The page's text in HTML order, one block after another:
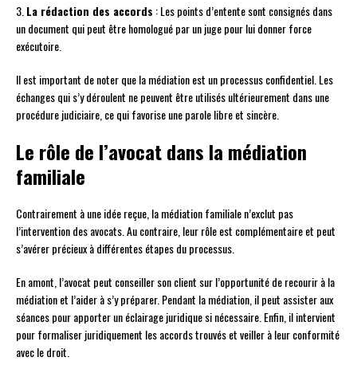
3. La rédaction des accords : Les points d’entente sont consignés dans
un document qui peut être homologué par un juge pour lui donner force
exécutoire.
Il est important de noter que la médiation est un processus confidentiel. Les
échanges qui s’y déroulent ne peuvent être utilisés ultérieurement dans une
procédure judiciaire, ce qui favorise une parole libre et sincère.
Le rôle de l’avocat dans la médiation
familiale
Contrairement à une idée reçue, la médiation familiale n’exclut pas
l’intervention des avocats. Au contraire, leur rôle est complémentaire et peut
s’avérer précieux à différentes étapes du processus.
En amont, l’avocat peut conseiller son client sur l’opportunité de recourir à la
médiation et l’aider à s’y préparer. Pendant la médiation, il peut assister aux
séances pour apporter un éclairage juridique si nécessaire. Enfin, il intervient
pour formaliser juridiquement les accords trouvés et veiller à leur conformité
avec le droit.